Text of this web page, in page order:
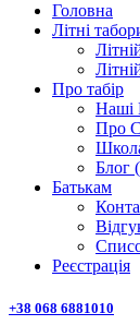
Головна
Літні
Про табір
Наші
Про
Блог
Батькам
Реєстрація
+38 068 6881010